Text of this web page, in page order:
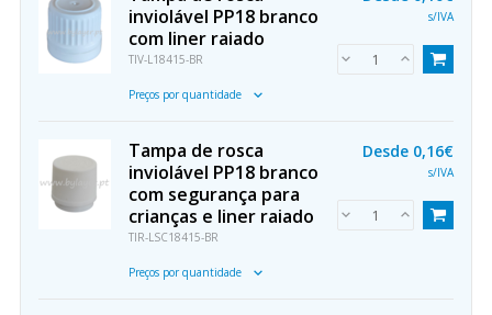
inviolável PP18 branco
com liner raiado
TIV-L18415-BR
Preços por quantidade
s/IVA
Tampa de rosca
inviolável PP18 branco
com segurança para
crianças e liner raiado
TIR-LSC18415-BR
Preços por quantidade
Desde 0,16€
s/IVA